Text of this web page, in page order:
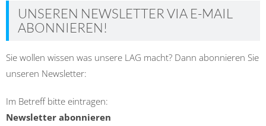
UNSEREN NEWSLETTER VIA E-MAIL
ABONNIEREN!
Sie wollen wissen was unsere LAG macht? Dann abonnieren Sie
unseren Newsletter:
Im Betreff bitte eintragen:
Newsletter abonnieren